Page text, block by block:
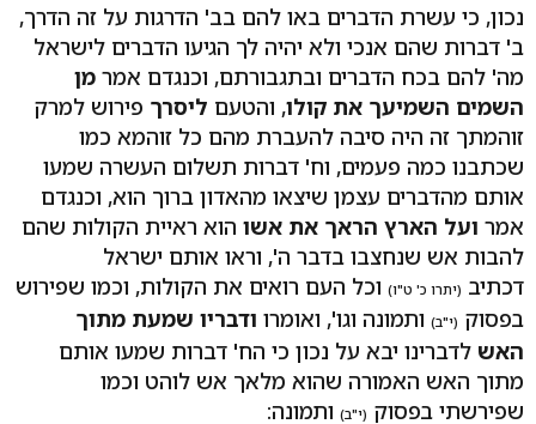
נכון, כי עשרת הדברים באו להם בב' הדרגות על זה הדרך,
ב' דברות שהם אנכי ולא יהיה לך הגיעו הדברים לישראל
מה' להם בכח הדברים ובתגבורתם, וכנגדם אמר מן
השמים השמיעך את קולו, והטעם ליסרך פירוש למרק
זוהמתך זה היה סיבה להעברת מהם כל זוהמא כמו
שכתבנו כמה פעמים, וח' דברות תשלום העשרה שמעו
אותם מהדברים עצמן שיצאו מהאדון ברוך הוא, וכנגדם
אמר ועל הארץ הראך את אשו הוא ראיית הקולות שהם
להבות אש שנחצבו בדבר ה', וראו אותם ישראל
דכתיב (יתרו כ' ט"ו) וכל העם רואים את הקולות, וכמו שפירוש
בפסוק (י"ב) ותמונה וגו', ואומרו ודבריו שמעת מתוך
האש לדברינו יבא על נכון כי הח' דברות שמעו אותם
מתוך האש האמורה שהוא מלאך אש לוהט וכמו
שפירשתי בפסוק (י"ב) ותמונה: